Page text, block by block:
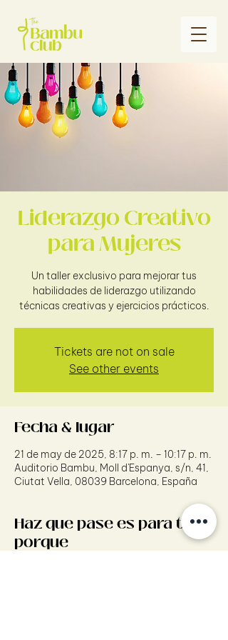
Liderazgo Creativo
para Mujeres
Un taller exclusivo para mejorar tus
habilidades de liderazgo utilizando
técnicas creativas y ejercicios prácticos.
Tickets are not on sale
See other events
Fecha & lugar
21 de may de 2025, 8:17 p. m. – 10:17 p. m.
Auditorio Bambu, Moll d'Espanya, s/n, 41,
Ciutat Vella, 08039 Barcelona, España
Haz que pase es para tí
porque